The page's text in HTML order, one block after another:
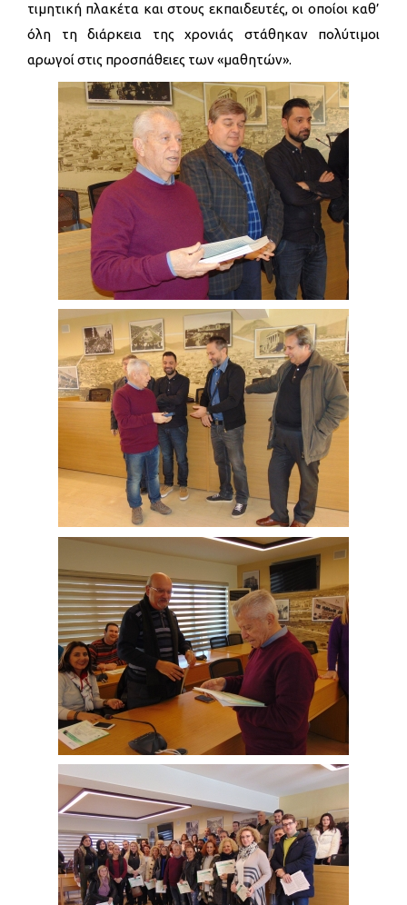
τιμητική πλακέτα και στους εκπαιδευτές, οι οποίοι καθ’
όλη τη διάρκεια της χρονιάς στάθηκαν πολύτιμοι
αρωγοί στις προσπάθειες των «μαθητών».